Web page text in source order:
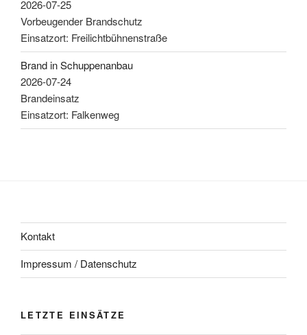
2026-07-25
Vorbeugender Brandschutz
Einsatzort: Freilichtbühnenstraße
Brand in Schuppenanbau
2026-07-24
Brandeinsatz
Einsatzort: Falkenweg
Kontakt
Impressum / Datenschutz
LETZTE EINSÄTZE